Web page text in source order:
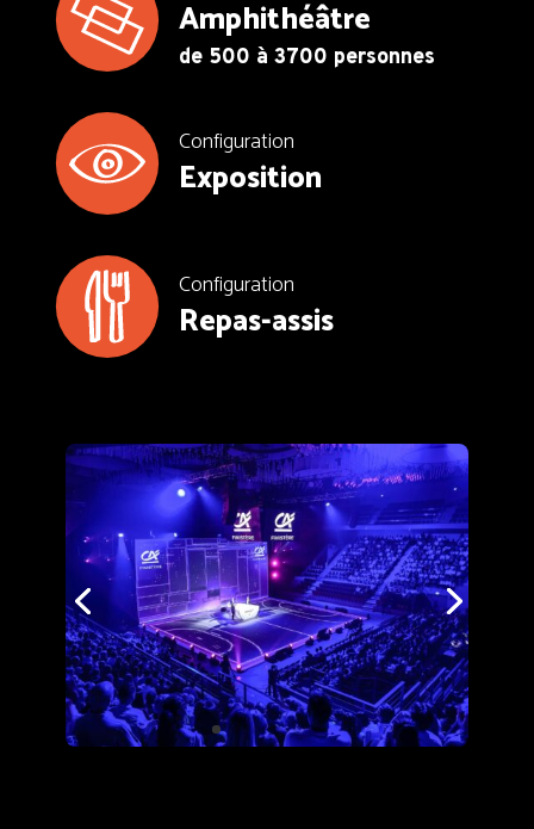
Amphithéâtre
de 500 à 3700 personnes
Configuration
Exposition
Configuration
Repas-assis